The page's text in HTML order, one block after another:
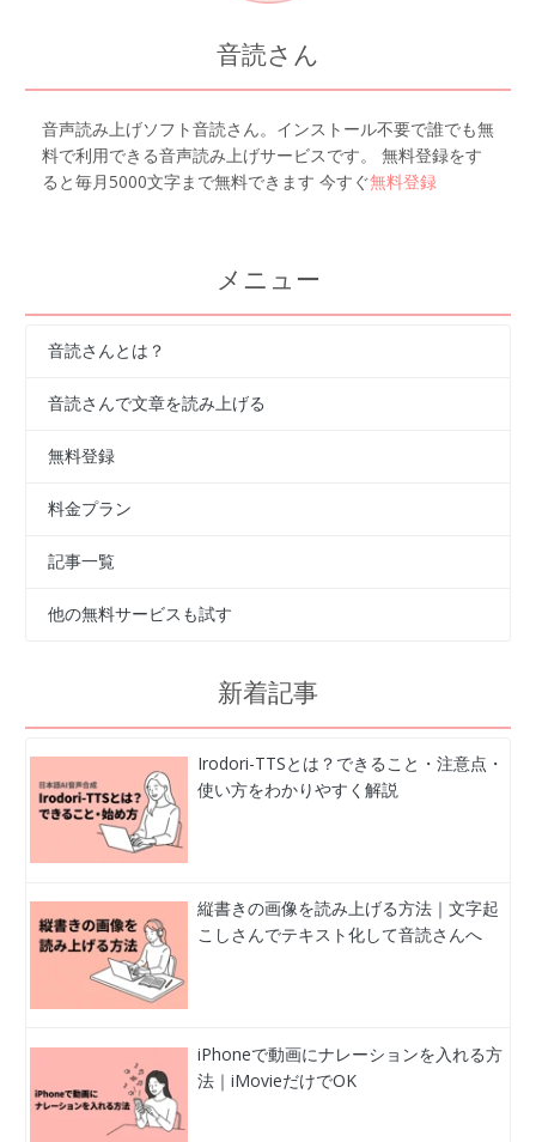
音読さん
音声読み上げソフト音読さん。インストール不要で誰でも無
料で利用できる音声読み上げサービスです。 無料登録をす
ると毎月5000文字まで無料できます 今すぐ無料登録
メニュー
音読さんとは？
音読さんで文章を読み上げる
無料登録
料金プラン
記事一覧
他の無料サービスも試す
新着記事
Irodori-TTSとは？できること・注意点・
使い方をわかりやすく解説
縦書きの画像を読み上げる方法｜文字起
こしさんでテキスト化して音読さんへ
iPhoneで動画にナレーションを入れる方
法｜iMovieだけでOK